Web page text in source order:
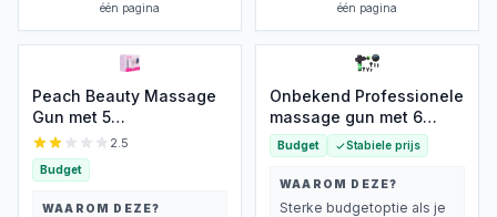
één pagina
één pagina
Peach Beauty Massage
Gun met 5
massagekoppen voor
€24,95
2.5
Budget
WAAROM DEZE?
Onbekend Professionele
massage gun met 6
opzetstukken, 30
snelheden
Budget Stabiele prijs
WAAROM DEZE?
Sterke budgetoptie als je